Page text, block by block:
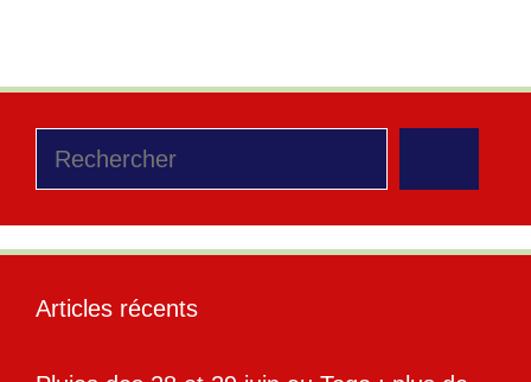
Rechercher
Articles récents